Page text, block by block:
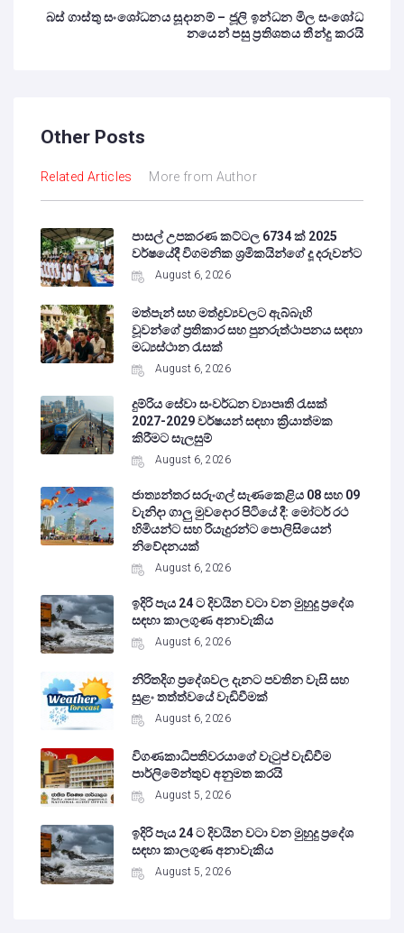
බස් ගාස්තු සංශෝධනය සූදානම් – ජූලි ඉන්ධන මිල සංශෝධ
නයෙන් පසු ප්‍රතිශතය තීන්දු කරයි
Other Posts
Related Articles More from Author
පාසල් උපකරණ කට්ටල 6734 ක් 2025
වර්ෂයේදී විගමනික ශ්‍රමිකයින්ගේ දූ දරුවන්ට
August 6, 2026
මත්පැන් සහ මත්ද්‍රව්‍යවලට ඇබ්බැහි
වූවන්ගේ ප්‍රතිකාර සහ පුනරුත්ථාපනය සඳහා
මධ්‍යස්ථාන රැසක්
August 6, 2026
දුම්රිය සේවා සංවර්ධන ව්‍යාපෘති රැසක්
2027-2029 වර්ෂයන් සඳහා ක්‍රියාත්මක
කිරීමට සැලසුම්
August 6, 2026
ජාත්‍යන්තර සරුංගල් සැණකෙළිය 08 සහ 09
වැනිදා ගාලු මුවදොර පිටියේ දී: මෝටර් රථ
හිමියන්ට සහ රියැදුරන්ට පොලිසියෙන්
නිවේදනයක්
August 6, 2026
ඉදිරි පැය 24 ට දිවයින වටා වන මුහුදු ප්‍රදේශ
සඳහා කාලගුණ අනාවැකිය
August 6, 2026
නිරිතදිග ප්‍රදේශවල දැනට පවතින වැසි සහ
සුළං තත්ත්වයේ වැඩිවීමක්
August 6, 2026
විගණකාධිපතිවරයාගේ වැටුප් වැඩිවීම
පාර්ලිමේන්තුව අනුමත කරයි
August 5, 2026
ඉදිරි පැය 24 ට දිවයින වටා වන මුහුදු ප්‍රදේශ
සඳහා කාලගුණ අනාවැකිය
August 5, 2026